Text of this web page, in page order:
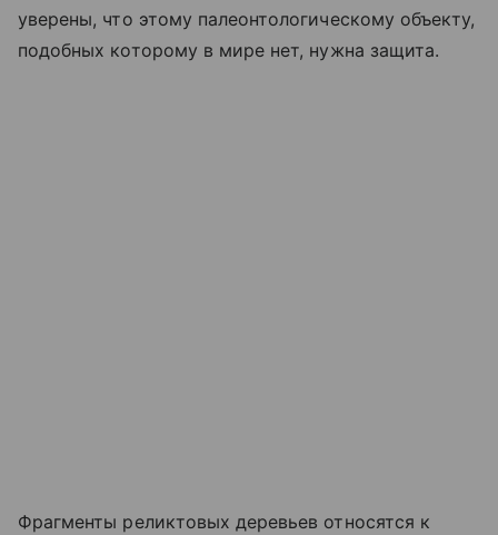
уверены, что этому палеонтологическому объекту,
подобных которому в мире нет, нужна защита.
Фрагменты реликтовых деревьев относятся к